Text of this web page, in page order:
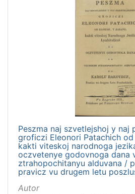
Peszma naj szvetlejshoj y naj
groficzi Eleonori Patachich
kakti viteskoj narodnoga
oczvetenye godovnoga dana
ztrahopochitanyu alduvana /
pravicz vu drugem letu
Autor